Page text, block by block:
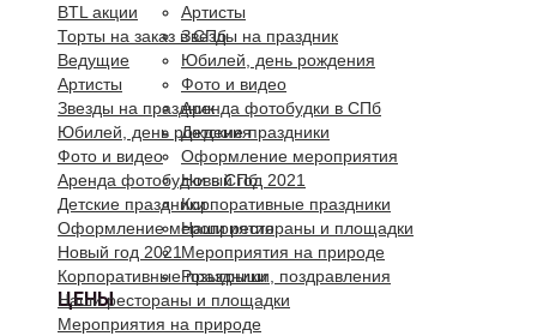
Артисты
Звезды на праздник
Юбилей, день рождения
Фото и видео
Аренда фотобудки в СПб
Детские праздники
Оформление мероприятия
Новый год 2021
Корпоративные праздники
Наши рестораны и площадки
Мероприятия на природе
Розыгрыши, поздравления
ЦЕНЫ
BTL акции
Торты на заказ в СПб
Ведущие
Артисты
Звезды на праздник
Юбилей, день рождения
Фото и видео
Аренда фотобудки в СПб
Детские праздники
Оформление мероприятия
Новый год 2021
Корпоративные праздники
Наши рестораны и площадки
Мероприятия на природе